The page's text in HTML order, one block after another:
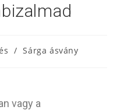
/ Sárga ásvány
vagy a